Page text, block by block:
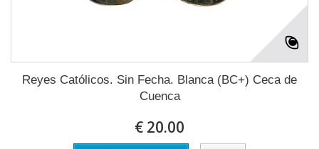
Reyes Católicos. Sin Fecha. Blanca (BC+) Ceca de
Cuenca
€ 20.00